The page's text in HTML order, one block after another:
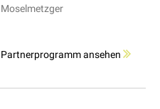
Moselmetzger
Partnerprogramm ansehen